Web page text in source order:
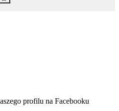
w nowej karcieprofilu na Facebooku